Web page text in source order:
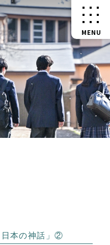
日本の神話」②